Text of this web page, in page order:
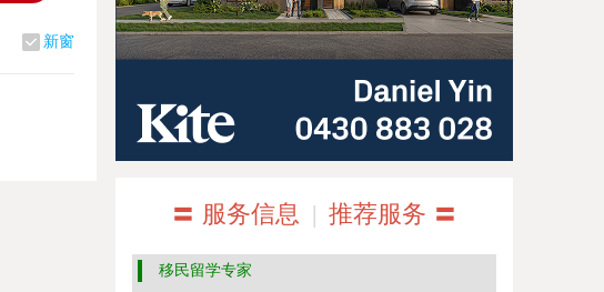
新窗
〓 服务信息 | 推荐服务 〓
移民留学专家